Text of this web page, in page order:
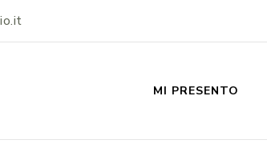
MI PRESENTO